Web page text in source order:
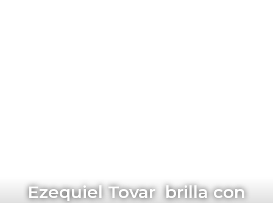
Ezequiel Tovar brilla con